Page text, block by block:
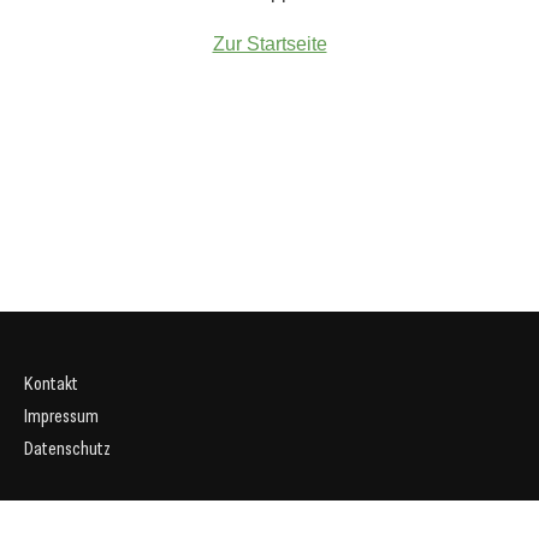
Zur Startseite
Kontakt
Impressum
Datenschutz